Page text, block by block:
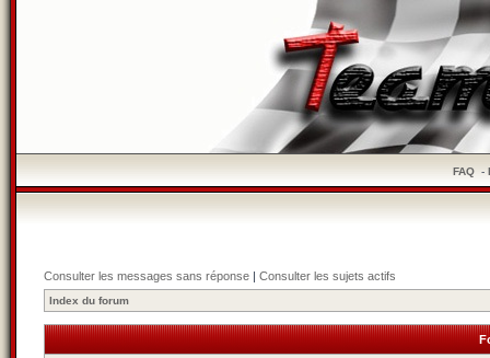
FAQ-
Consulter les messages sans réponse | Consulter les sujets actifs
Index du forum